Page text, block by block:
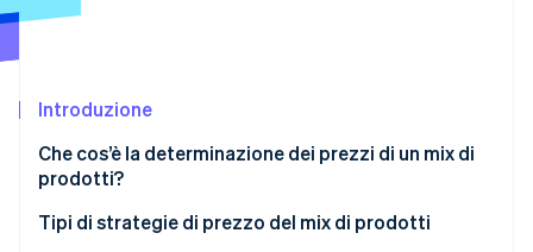
Scopri cosa ti aspetta
Atlas
Climate
Rimozione del carbonio
Identity
Introduzione
Che cos’è la determinazione dei prezzi di un mix di
prodotti?
Tipi di strategie di prezzo del mix di prodotti